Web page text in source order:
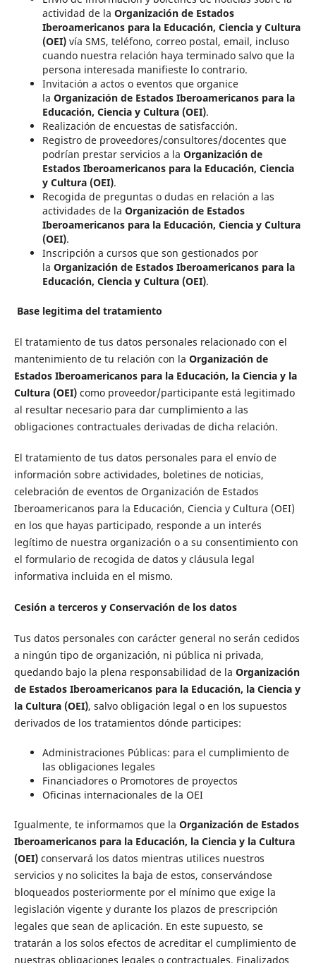
actividad de la Organización de Estados
Iberoamericanos para la Educación, Ciencia y Cultura
(OEI)vía SMS, teléfono, correo postal, email, incluso
cuando nuestra relación haya terminado salvo que la
persona interesada manifieste lo contrario.
Invitación a actos o eventos que organice
la Organización de Estados Iberoamericanos para la
Educación, Ciencia y Cultura (OEI).
Realización de encuestas de satisfacción.
Registro de proveedores/consultores/docentes que
podrían prestar servicios a la Organización de
Estados Iberoamericanos para la Educación, Ciencia
y Cultura (OEI).
Recogida de preguntas o dudas en relación a las
actividades de la Organización de Estados
Iberoamericanos para la Educación, Ciencia y Cultura
(OEI).
Inscripción a cursos que son gestionados por
la Organización de Estados Iberoamericanos para la
Educación, Ciencia y Cultura (OEI).
Base legitima del tratamiento
El tratamiento de tus datos personales relacionado con el
mantenimiento de tu relación con la Organización de
Estados Iberoamericanos para la Educación, la Ciencia y la
Cultura (OEI)como proveedor/participante está legitimado
al resultar necesario para dar cumplimiento a las
obligaciones contractuales derivadas de dicha relación.
El tratamiento de tus datos personales para el envío de
información sobre actividades, boletines de noticias,
celebración de eventos de Organización de Estados
Iberoamericanos para la Educación, Ciencia y Cultura (OEI)
en los que hayas participado, responde a un interés
legítimo de nuestra organización o a su consentimiento con
el formulario de recogida de datos y cláusula legal
informativa incluida en el mismo.
Cesión a terceros y Conservación de los datos
Tus datos personales con carácter general no serán cedidos
a ningún tipo de organización, ni pública ni privada,
quedando bajo la plena responsabilidad de la Organización
de Estados Iberoamericanos para la Educación, la Ciencia y
la Cultura (OEI), salvo obligación legal o en los supuestos
derivados de los tratamientos dónde participes:
Administraciones Públicas: para el cumplimiento de
las obligaciones legales
Financiadores o Promotores de proyectos
Oficinas internacionales de la OEI
Igualmente, te informamos que la Organización de Estados
Iberoamericanos para la Educación, la Ciencia y la Cultura
(OEI)conservará los datos mientras utilices nuestros
servicios y no solicites la baja de estos, conservándose
bloqueados posteriormente por el mínimo que exige la
legislación vigente y durante los plazos de prescripción
legales que sean de aplicación. En este supuesto, se
tratarán a los solos efectos de acreditar el cumplimiento de
nuestras obligaciones legales o contractuales. Finalizados